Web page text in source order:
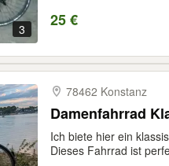
3 25 €
78462 Konstanz
Damenfahrrad
Ich biete hier ein
Dieses Fahrrad ist